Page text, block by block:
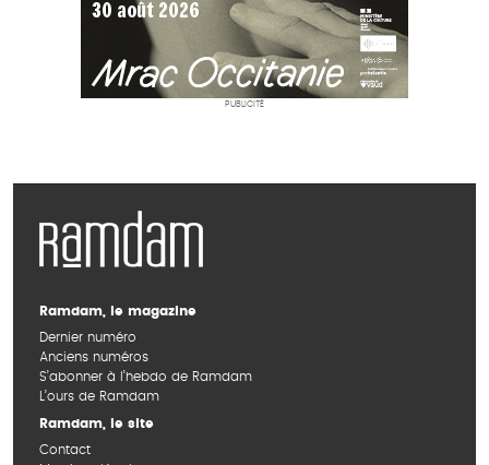
PUBLICITÉ
Ramdam, le magazine
Dernier numéro
Anciens numéros
S’abonner à l’hebdo de Ramdam
L’ours de Ramdam
Ramdam, le site
Contact